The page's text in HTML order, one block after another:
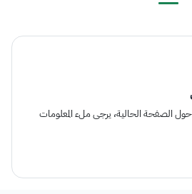
الصفحة الحالية، يرجى ملء المعلومات